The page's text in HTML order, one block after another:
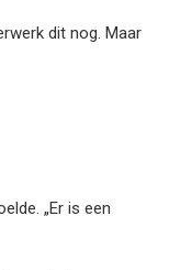
dit nog. Maar
„Er is een